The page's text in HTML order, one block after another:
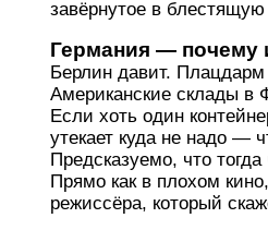
завёрнутое в
Германия — почему
Берлин давит. Плацдарм
Американские склады в
Если хоть один
утекает куда не надо —
Предсказуемо, что тогда
Прямо как в плохом
режиссёра, который